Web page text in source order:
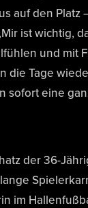
auf den Platz
ist wichtig,
und mit
die Tage
sofort eine
der 36-
im